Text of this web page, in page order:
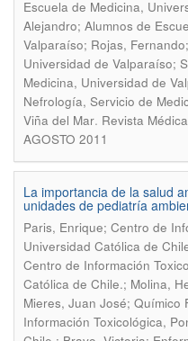
Escuela de Medicina,
Alejandro; Alumnos de
Valparaíso; Rojas,
Universidad de Valparaíso;
Medicina, Universidad de
Nefrología, Servicio de
Viña del Mar. Revista
AGOSTO 2011
La importancia de la salud
unidades de pediatría
Paris, Enrique; Centro de
Universidad Católica de
Centro de Información
Católica de Chile.; Molina,
Mieres, Juan José; Químico
Información Toxicológica,